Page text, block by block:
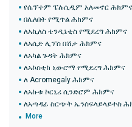
የሴፕተም ፔሉሲዲም አለመኖር ሕክምና
በሌለበት የሚጥል ሕክምና
ለአኪለስ ቴንዲኔቲስ የሚደረግ ሕክምና
ለአሲድ ሊፕስ በሽታ ሕክምና
ለአካል ጉዳት ሕክምና
ለአኮስቲክ ኒውሮማ የሚደረግ ሕክምና
ለ Acromegaly ሕክምና
ለአኩቱ ኮርኒሪ ሲንድሮም ሕክምና
ለአጣዳፊ ስርጭት ኤንሰፍላይላይተስ
More